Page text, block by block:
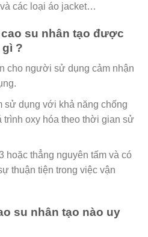
các loại áo jacket…
su nhân tạo được
?
cho người sử dụng cảm nhận
sử dụng với khả năng chống
trình oxy hóa theo thời gian sử
hoặc thẳng nguyên tấm và có
thuận tiện trong việc vận
su nhân tạo nào uy